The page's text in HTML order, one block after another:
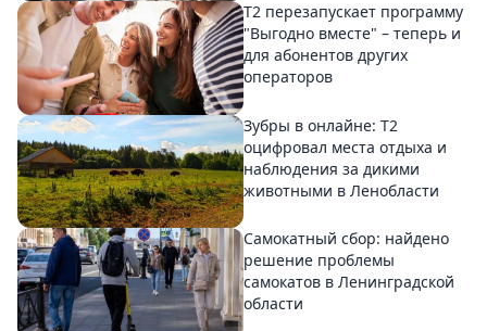
Т2 перезапускает программу
"Выгодно вместе" – теперь и
для абонентов других
операторов
Зубры в онлайне: Т2
оцифровал места отдыха и
наблюдения за дикими
животными в Ленобласти
Самокатный сбор: найдено
решение проблемы
самокатов в Ленинградской
области